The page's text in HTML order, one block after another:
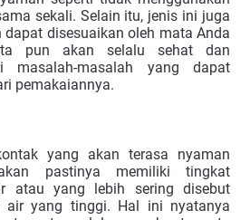
sekali. Selain itu, jenis ini juga
dapat disesuaikan oleh mata Anda
pun akan selalu sehat dan
masalah-masalah yang dapat
pemakaiannya.
yang akan terasa nyaman
pastinya memiliki tingkat
atau yang lebih sering disebut
air yang tinggi. Hal ini nyatanya